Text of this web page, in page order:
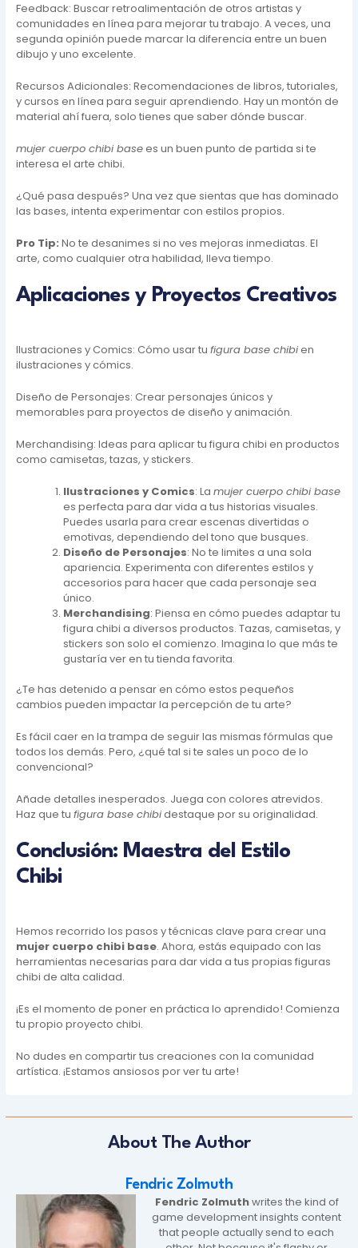
Feedback: Buscar retroalimentación de otros artistas y
comunidades en línea para mejorar tu trabajo. A veces, una
segunda opinión puede marcar la diferencia entre un buen
dibujo y uno excelente.
Recursos Adicionales: Recomendaciones de libros, tutoriales,
y cursos en línea para seguir aprendiendo. Hay un montón de
material ahí fuera, solo tienes que saber dónde buscar.
mujer cuerpo chibi basees un buen punto de partida si te
interesa el arte chibi.
¿Qué pasa después? Una vez que sientas que has dominado
las bases, intenta experimentar con estilos propios.
Pro Tip: No te desanimes si no ves mejoras inmediatas. El
arte, como cualquier otra habilidad, lleva tiempo.
Aplicaciones y Proyectos Creativos
Ilustraciones y Comics: Cómo usar tufigura base chibien
ilustraciones y cómics.
Diseño de Personajes: Crear personajes únicos y
memorables para proyectos de diseño y animación.
Merchandising: Ideas para aplicar tu figura chibi en productos
como camisetas, tazas, y stickers.
Ilustraciones y Comics: Lamujer cuerpo chibi base
es perfecta para dar vida a tus historias visuales.
Puedes usarla para crear escenas divertidas o
emotivas, dependiendo del tono que busques.
Diseño de Personajes: No te limites a una sola
apariencia. Experimenta con diferentes estilos y
accesorios para hacer que cada personaje sea
único.
Merchandising: Piensa en cómo puedes adaptar tu
figura chibi a diversos productos. Tazas, camisetas, y
stickers son solo el comienzo. Imagina lo que más te
gustaría ver en tu tienda favorita.
¿Te has detenido a pensar en cómo estos pequeños
cambios pueden impactar la percepción de tu arte?
Es fácil caer en la trampa de seguir las mismas fórmulas que
todos los demás. Pero, ¿qué tal si te sales un poco de lo
convencional?
Añade detalles inesperados. Juega con colores atrevidos.
Haz que tufigura base chibidestaque por su originalidad.
Conclusión: Maestra del Estilo
Chibi
Hemos recorrido los pasos y técnicas clave para crear una
mujer cuerpo chibi base. Ahora, estás equipado con las
herramientas necesarias para dar vida a tus propias figuras
chibi de alta calidad.
¡Es el momento de poner en práctica lo aprendido! Comienza
tu propio proyecto chibi.
No dudes en compartir tus creaciones con la comunidad
artística. ¡Estamos ansiosos por ver tu arte!
About The Author
Fendric Zolmuth
Fendric Zolmuthwrites the kind of
game development insights content
that people actually send to each